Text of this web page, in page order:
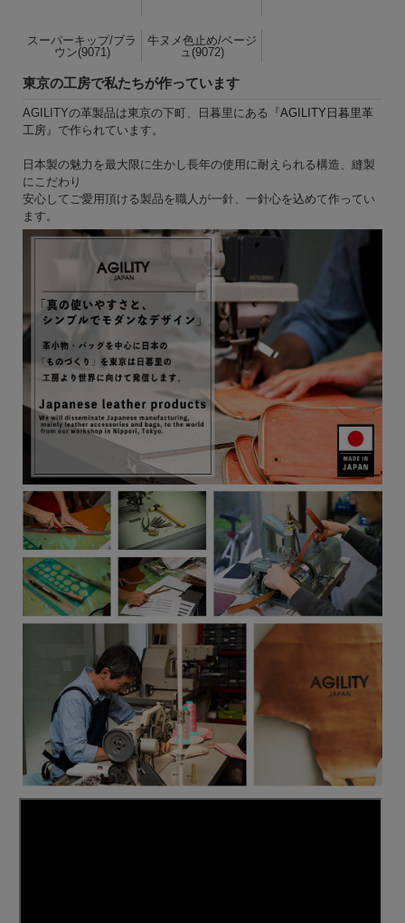
スーパーキップ/ブラ
ウン(9071)
牛ヌメ色止め/ベージ
ュ(9072)
東京の工房で私たちが作っています
AGILITYの革製品は東京の下町、日暮里にある『AGILITY日暮里革
工房 』で作られています。
日本製の魅力を最大限に生かし長年の使用に耐えられる構造、縫製
にこだわり
安心してご愛用頂ける製品を職人が一針、一針心を込めて作ってい
ます。